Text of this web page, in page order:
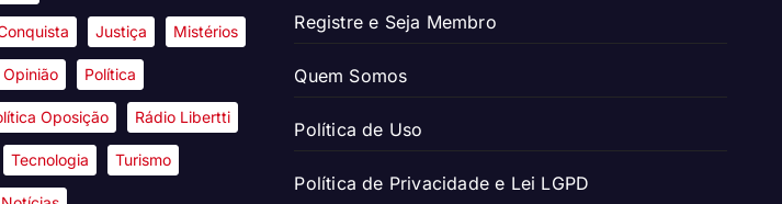
Justiça Mistérios
Opinião Política
Oposição Rádio Libertti
Tecnologia Turismo
Registre e Seja Membro
Quem Somos
Política de Uso
Política de Privacidade e Lei LGPD